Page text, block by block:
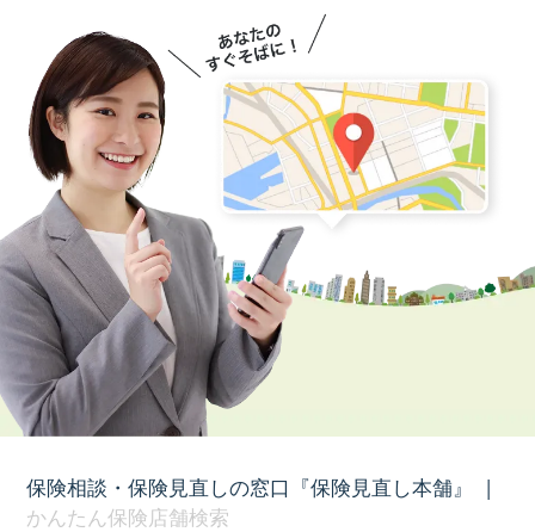
保険相談・保険見直しの窓口『保険見直し本舗』
|
かんたん保険店舗検索